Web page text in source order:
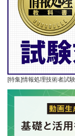
[特集]情報処理技術者試